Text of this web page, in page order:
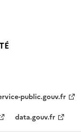
public.gouv.fr
data.gouv.fr